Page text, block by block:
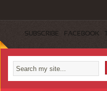
SUBSCRIBE FACEBOOK